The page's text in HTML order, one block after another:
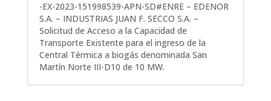
-EX-2023-151998539-APN-SD#ENRE – EDENOR
S.A. – INDUSTRIAS JUAN F. SECCO S.A. –
Solicitud de Acceso a la Capacidad de
Transporte Existente para el ingreso de la
Central Térmica a biogás denominada San
Martín Norte III-D10 de 10 MW.